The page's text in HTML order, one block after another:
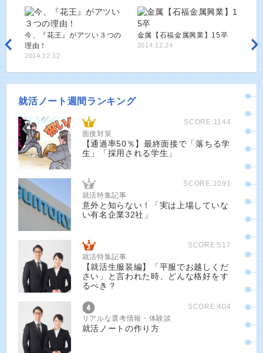
今、『花王』がアツい３つの
理由！
2014.12.12
金属【石福金属興業】15卒
2014.12.24
就活ノート週間ランキング
SCORE:1144
面接対策
【通過率50％】最終面接で「落ちる学
生」「採用される学生」
SCORE:1091
就活特集記事
意外と知らない！「実は上場していな
い有名企業32社」
SCORE:517
就活特集記事
【就活生服装編】「平服でお越しくだ
さい」と言われた時、どんな格好をす
るべき？
SCORE:404
リアルな選考情報・体験談
就活ノートの作り方